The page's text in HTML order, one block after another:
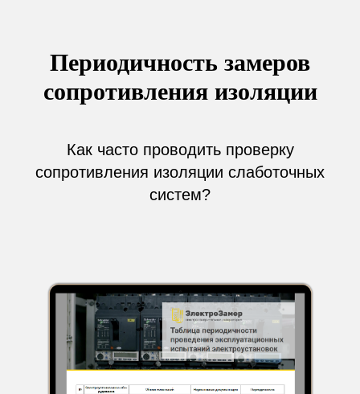
Периодичность замеров
сопротивления изоляции
Как часто проводить проверку
сопротивления изоляции слаботочных
систем?